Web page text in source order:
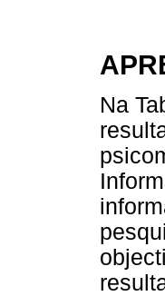
Na